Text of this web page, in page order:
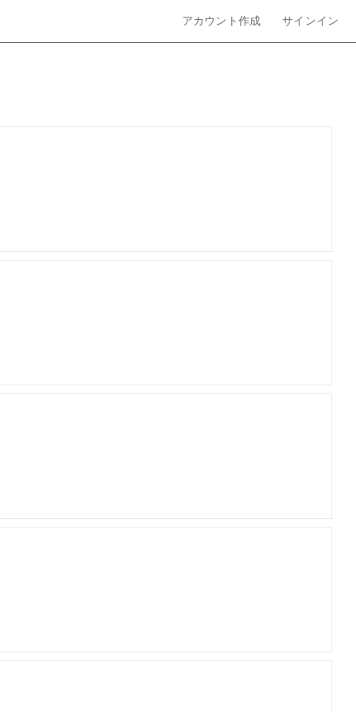
ログイン
アカウント作成 サインイン